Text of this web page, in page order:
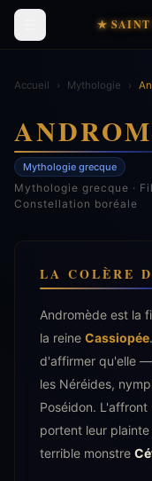
★ SAINT
Accueil › Mythologie ›
Mythologie grecque
Mythologie grecque ·
Constellation boréale
LA COLÈRE
Andromède est la
la reine Cassiopée
d'affirmer qu'elle
les Néréides,
Poséidon.
portent leur
terrible monstre